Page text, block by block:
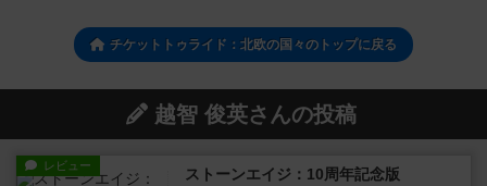
チケットトゥライド：北欧の国々のトップに戻る
越智 俊英さんの投稿
レビュー ストーンエイジ：10周年記念版